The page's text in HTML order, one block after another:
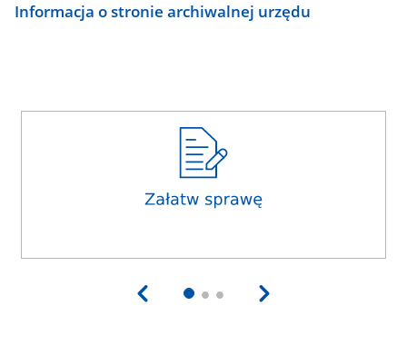
Informacja o stronie archiwalnej urzędu